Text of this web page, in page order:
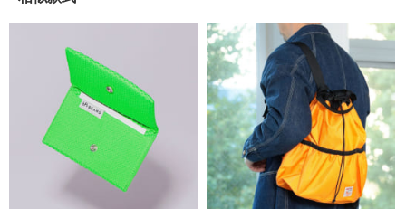
» 聯絡我們
商品詳細
性別 ： MEN
錢包・小物 零錢包